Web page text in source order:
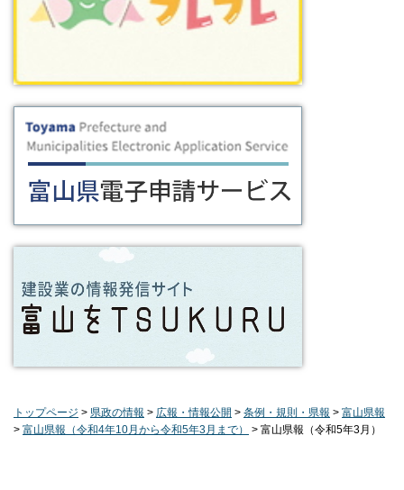
トップページ > 県政の情報 > 広報・情報公開 > 条例・規則・県報 > 富山県報
> 富山県報（令和4年10月から令和5年3月まで） > 富山県報（令和5年3月）